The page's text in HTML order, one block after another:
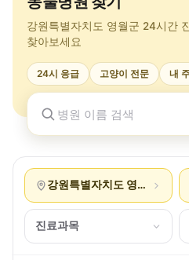
강원특별자치도 영월군 24시간
찾아보세요
24시 응급 고양이 전문 내
강원특별자치도 영월군
진료과목